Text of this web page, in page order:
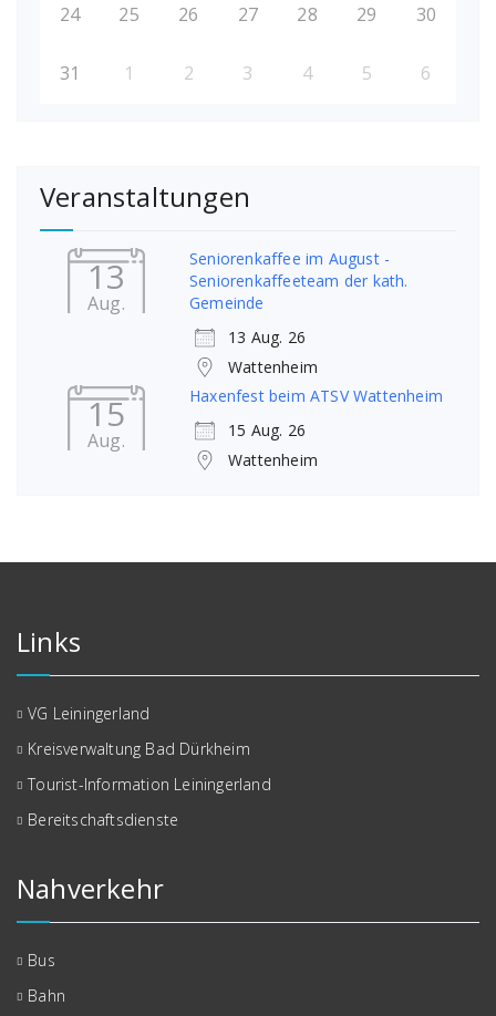
24 25 26 27 28 29 30
31 1 2 3 4 5 6
Veranstaltungen
13
Aug.
Seniorenkaffee im August -
Seniorenkaffeeteam der kath.
Gemeinde
13 Aug. 26
Wattenheim
15
Aug.
Haxenfest beim ATSV Wattenheim
15 Aug. 26
Wattenheim
Links
VG Leiningerland
Kreisverwaltung Bad Dürkheim
Tourist-Information Leiningerland
Bereitschaftsdienste
Nahverkehr
Bus
Bahn